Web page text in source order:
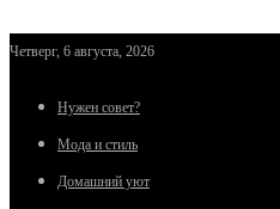
Четверг, 6 августа, 2026
Нужен совет?
Мода и стиль
Домашний уют